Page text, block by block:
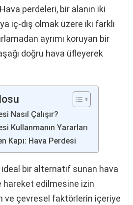
perdeleri, bir alanın iki
iç-dış olmak üzere iki farklı
ayrımı koruyan bir
doğru hava üfleyerek
Nasıl Çalışır?
Kullanmanın Yararları
Kapı: Hava Perdesi
ideal bir alternatif sunan hava
hareket edilmesine izin
ve çevresel faktörlerin içeriye